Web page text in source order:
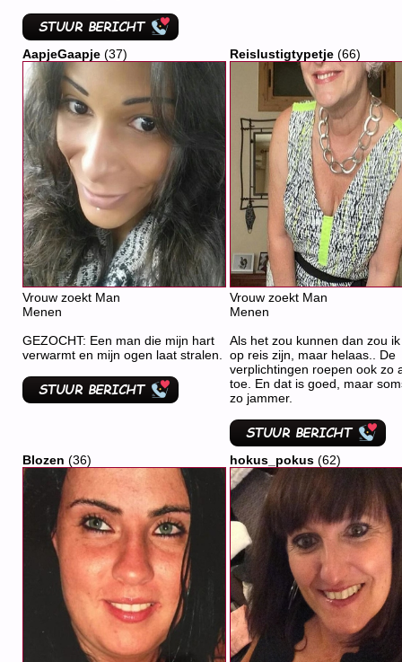
AapjeGaapje (37)
Vrouw zoekt Man
Menen
GEZOCHT: Een man die mijn hart
verwarmt en mijn ogen laat stralen.
Reislustigtypetje (66)
Vrouw zoekt Man
Menen
Als het zou kunnen dan zou
op reis zijn, maar helaas.. De
verplichtingen roepen ook zo
toe. En dat is goed, maar
zo jammer.
Blozen (36) hokus_pokus (62)